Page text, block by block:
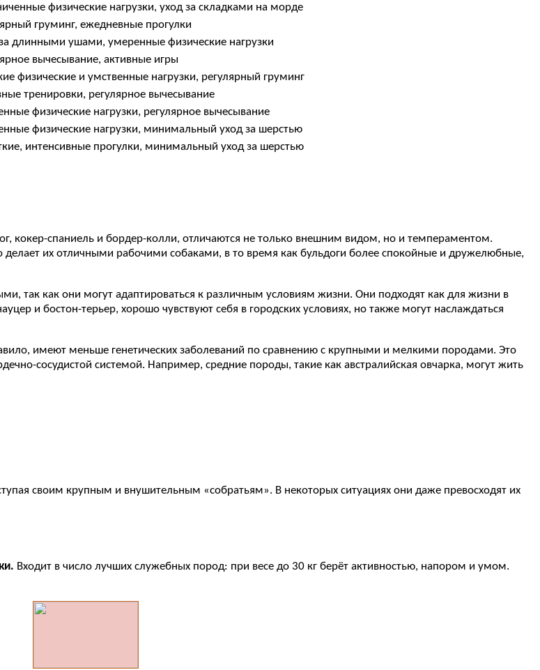
физические нагрузки, уход за складками на морде
груминг, ежедневные прогулки
длинными ушами, умеренные физические нагрузки
вычесывание, активные игры
физические и умственные нагрузки, регулярный груминг
тренировки, регулярное вычесывание
физические нагрузки, регулярное вычесывание
физические нагрузки, минимальный уход за шерстью
интенсивные прогулки, минимальный уход за шерстью
кокер-спаниель и бордер-колли, отличаются не только внешним видом, но и темпераментом.
их отличными рабочими собаками, в то время как бульдоги более спокойные и дружелюбные,
так как они могут адаптироваться к различным условиям жизни. Они подходят как для жизни в
и бостон-терьер, хорошо чувствуют себя в городских условиях, но также могут наслаждаться
имеют меньше генетических заболеваний по сравнению с крупными и мелкими породами. Это
сосудистой системой. Например, средние породы, такие как австралийская овчарка, могут жить
своим крупным и внушительным «собратьям». В некоторых ситуациях они даже превосходят их
Входит в число лучших служебных пород: при весе до 30 кг берёт активностью, напором и умом.